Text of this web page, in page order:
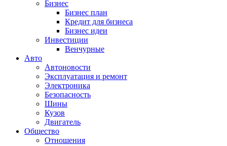
Бизнес
Бизнес план
Кредит для бизнеса
Бизнес идеи
Инвестиции
Венчурные
Авто
Автоновости
Эксплуатация и ремонт
Электроника
Безопасность
Шины
Кузов
Двигатель
Общество
Отношения